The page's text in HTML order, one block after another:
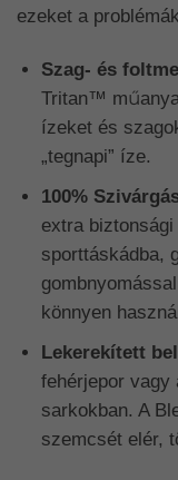
ezeket a
Szag- és
Tritan™
ízeket és
„tegnapi” íze.
100%
extra
sporttáskádba,
könnyen
Lekerekített
fehérjepor vagy
sarkokban. A
szemcsét elér,